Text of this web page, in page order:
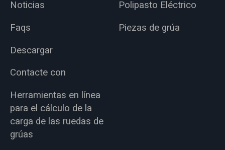
Noticias
Faqs
Descargar
Contacte con
Herramientas en línea
para el cálculo de la
carga de las ruedas de
grúas
Polipasto Eléctrico
Piezas de grúa